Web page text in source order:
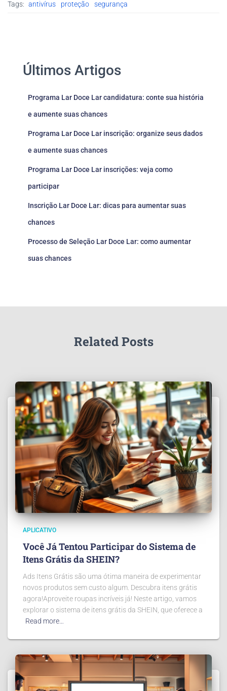
Tags: antivírus proteção segurança
Últimos Artigos
Programa Lar Doce Lar candidatura: conte sua história
e aumente suas chances
Programa Lar Doce Lar inscrição: organize seus dados
e aumente suas chances
Programa Lar Doce Lar inscrições: veja como
participar
Inscrição Lar Doce Lar: dicas para aumentar suas
chances
Processo de Seleção Lar Doce Lar: como aumentar
suas chances
Related Posts
APLICATIVO
Você Já Tentou Participar do Sistema de
Itens Grátis da SHEIN?
Ads Itens Grátis são uma ótima maneira de experimentar
novos produtos sem custo algum. Descubra itens grátis
agora!Aproveite roupas incríveis já! Neste artigo, vamos
explorar o sistema de itens grátis da SHEIN, que oferece a
Read more…